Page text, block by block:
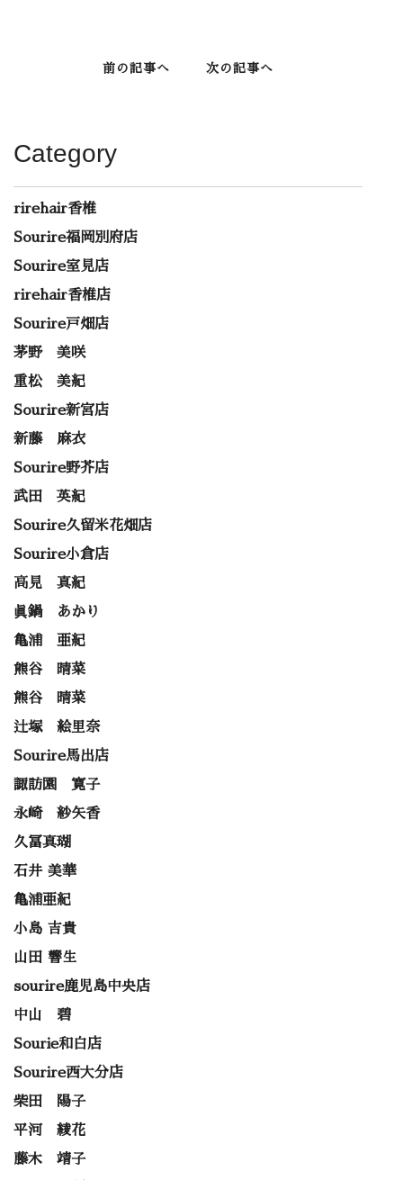
前の記事へ 次の記事へ
Category
rirehair香椎
Sourire福岡別府店
Sourire室見店
rirehair香椎店
Sourire戸畑店
茅野 美咲
重松 美紀
Sourire新宮店
新藤 麻衣
Sourire野芥店
武田 英紀
Sourire久留米花畑店
Sourire小倉店
高見 真紀
眞鍋 あかり
亀浦 亜紀
熊谷 晴菜
熊谷 晴菜
辻塚 絵里奈
Sourire馬出店
諏訪園 寛子
永崎 紗矢香
久冨真瑚
石井 美華
亀浦亜紀
小島 吉貴
山田 響生
sourire鹿児島中央店
中山 碧
Sourie和白店
Sourire西大分店
柴田 陽子
平河 綾花
藤木 靖子